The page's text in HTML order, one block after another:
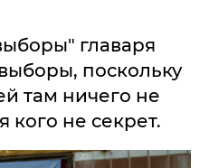
главаря
поскольку
там ничего не
кого не секрет.